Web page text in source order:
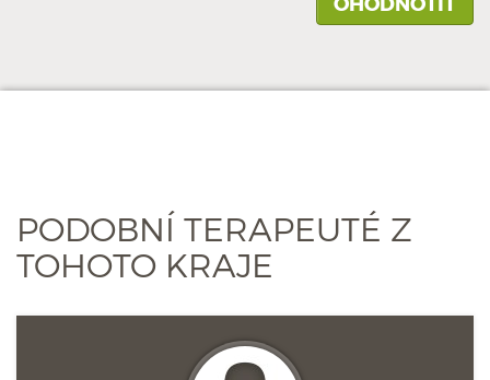
PODOBNÍ TERAPEUTÉ Z
TOHOTO KRAJE